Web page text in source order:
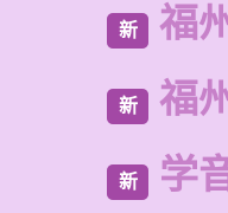
新 福
新 福
新 学